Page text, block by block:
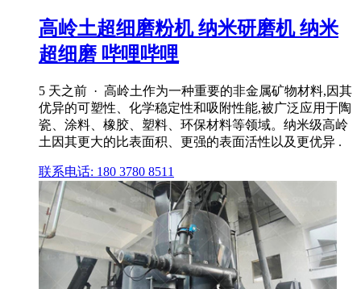
高岭土超细磨粉机 纳米研磨机 纳米
超细磨 哔哩哔哩
5 天之前 · 高岭土作为一种重要的非金属矿物材料,因其
优异的可塑性、化学稳定性和吸附性能,被广泛应用于陶
瓷、涂料、橡胶、塑料、环保材料等领域。纳米级高岭
土因其更大的比表面积、更强的表面活性以及更优异 .
联系电话: 180 3780 8511